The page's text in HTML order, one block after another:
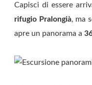
Capisci di essere
rifugio Pralongià, ma
apre un panorama a